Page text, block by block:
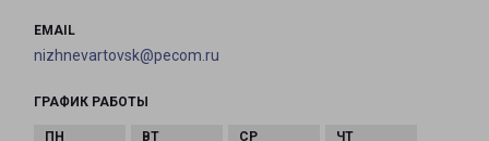
EMAIL
nizhnevartovsk@pecom.ru
ГРАФИК РАБОТЫ